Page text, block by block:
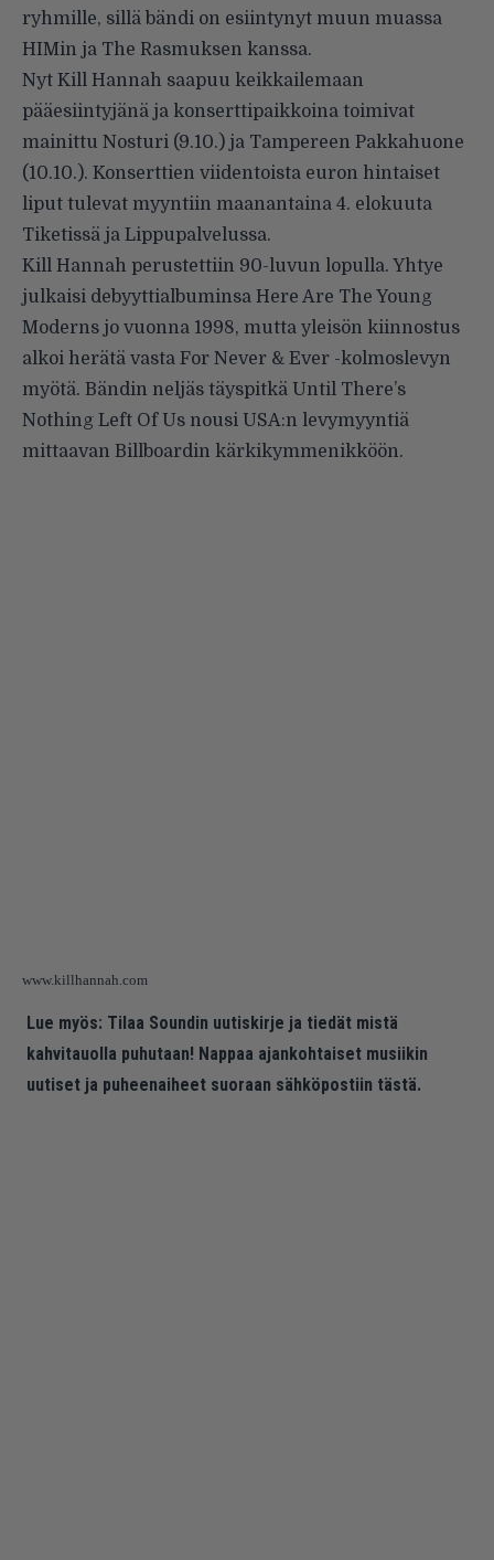
ryhmille, sillä bändi on esiintynyt muun muassa
HIMin ja The Rasmuksen kanssa.
Nyt Kill Hannah saapuu keikkailemaan
pääesiintyjänä ja konserttipaikkoina toimivat
mainittu Nosturi (9.10.) ja Tampereen Pakkahuone
(10.10.). Konserttien viidentoista euron hintaiset
liput tulevat myyntiin maanantaina 4. elokuuta
Tiketissä ja Lippupalvelussa.
Kill Hannah perustettiin 90-luvun lopulla. Yhtye
julkaisi debyyttialbuminsa Here Are The Young
Moderns jo vuonna 1998, mutta yleisön kiinnostus
alkoi herätä vasta For Never & Ever -kolmoslevyn
myötä. Bändin neljäs täyspitkä Until There’s
Nothing Left Of Us nousi USA:n levymyyntiä
mittaavan Billboardin kärkikymmenikköön.
www.killhannah.com
Lue myös: Tilaa Soundin uutiskirje ja tiedät mistä
kahvitauolla puhutaan! Nappaa ajankohtaiset musiikin
uutiset ja puheenaiheet suoraan sähköpostiin tästä.